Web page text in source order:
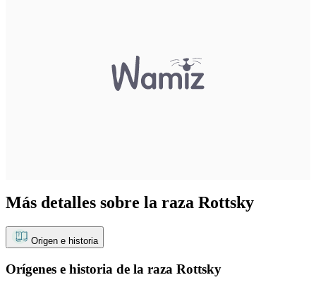
Más detalles sobre la raza Rottsky
Origen e historia
Orígenes e historia de la raza Rottsky